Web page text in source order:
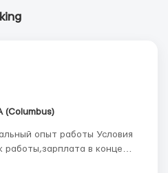
(Columbus)
опыт работы Условия
недели,иногда кормят.